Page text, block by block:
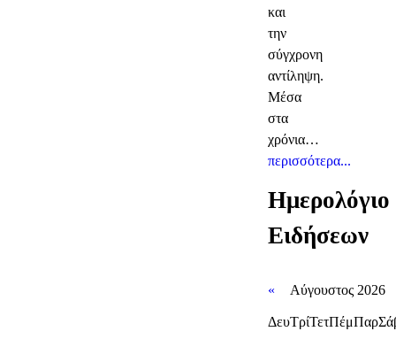
και
την
σύγχρονη
αντίληψη.
Μέσα
στα
χρόνια…
περισσότερα...
Ημερολόγιο
Ειδήσεων
« Αύγουστος 2026
ΔευΤρίΤετΠέμΠαρ